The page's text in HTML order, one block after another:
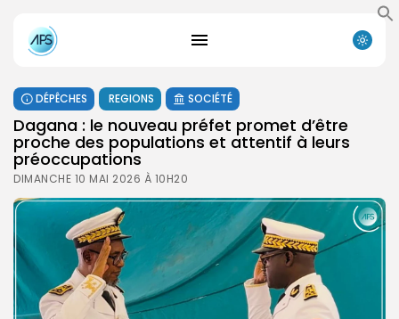
DÉPÊCHES REGIONS SOCIÉTÉ
Dagana : le nouveau préfet promet d’être
proche des populations et attentif à leurs
préoccupations
DIMANCHE 10 MAI 2026 À 10H20